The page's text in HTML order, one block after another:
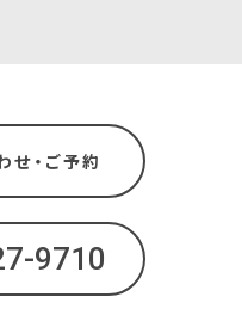
せ・ご予約
9710